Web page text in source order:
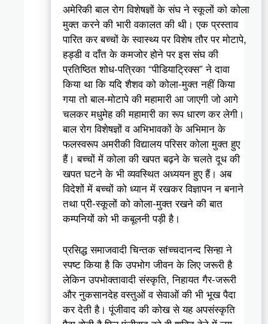
अमेरिकी बाल रोग विशेषज्ञों के संघ ने स्कूलों को कोला
मुक्त करने की भारी वकालत की थी। एक प्रस्ताव
पारित कर बच्चों के स्वास्थ्य पर विशेष तौर पर मोटापे,
हड्डी व दाँत के कमजोर होने पर इस संघ की
प्रतिष्ठित शोध-पत्रिका “पीडियाट्रिक्स” ने दावा
किया था कि यदि शैशव को कोला-मुक्त नहीं किया
गया तो बाल-मोटापे की महामारी आ जाएगी जो आगे
चलकर मधुमेह की महामारी का रूप धारण कर लेगी।
बाल रोग विशेषज्ञों व अभिभावकों के अभिमान के
फलस्वरूप अमरीकी विद्यालय परिसर कोला मुक्त हुए
हैं। बच्चों में कोला की खपत बढ़ने के चलते दूध की
खपत घटने के भी व्यवस्थित अध्ययन हुए हैं। अब
विदेशों में बच्चों को ध्यान में रखकर विज्ञापन न बनाने
तथा प्री-स्कूलों को कोला-मुक्त रखने की बात
कम्पनियों को भी कबूलनी पड़ी है।
प्रसिद्ध समाजवादी चिन्तक सfच्चदानन्द सिन्हा ने
स्पष्ट किया है कि उपभोग जीवन के लिए जरूरी है
लेकिन उपभोक्तावादी संस्कृति, निहायत गैर-जरूरी
और नुकसानदेह वस्तुओं व सेवाओं की भी भूख पैदा
कर देती है। पूंजीवाद की कोख से यह अपसंस्कृति